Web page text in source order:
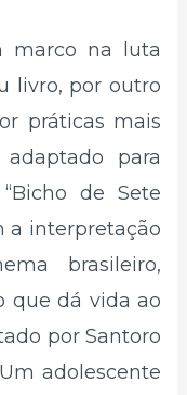
marco na luta
livro, por outro
práticas mais
para
de Sete
a interpretação
brasileiro,
que dá vida ao
por Santoro
adolescente